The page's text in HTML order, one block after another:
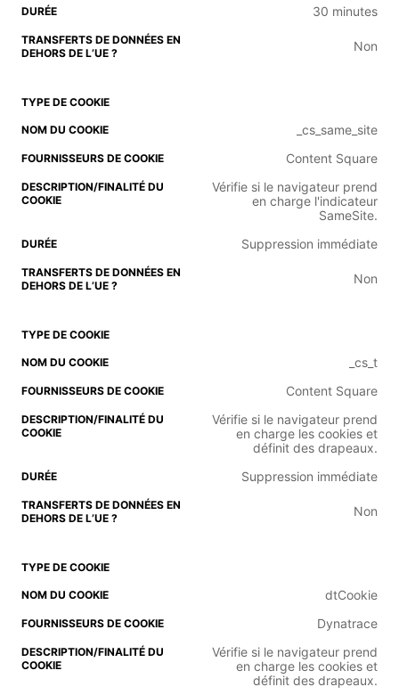
30 minutes
Non
_cs_same_site
Content Square
Vérifie si le navigateur prend
en charge l'indicateur
SameSite.
Suppression immédiate
Non
_cs_t
Content Square
Vérifie si le navigateur prend
en charge les cookies et
définit des drapeaux.
Suppression immédiate
Non
dtCookie
Dynatrace
Vérifie si le navigateur prend
en charge les cookies et
définit des drapeaux.